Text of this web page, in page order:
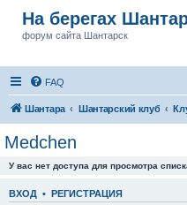
На берегах
форум сайта Шантарск
FAQ
Шантара Шантарский клуб
Medchen
У вас нет доступа для просмотра
ВХОД • РЕГИСТРАЦИЯ